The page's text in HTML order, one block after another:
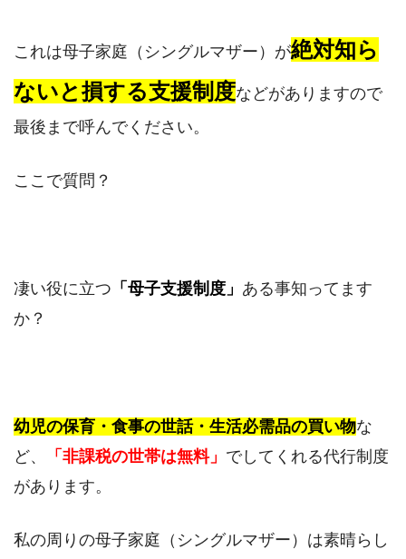
これは母子家庭（シングルマザー）が絶対知ら
ないと損する支援制度などがありますので
最後まで呼んでください。
ここで質問？
凄い役に立つ 「母子支援制度」 ある事知ってます
か？
幼児の保育・食事の世話・生活必需品の買い物な
ど、
「非課税の世帯は無料」 でしてくれる代行制度
があります。
私の周りの母子家庭（シングルマザー）は素晴らし